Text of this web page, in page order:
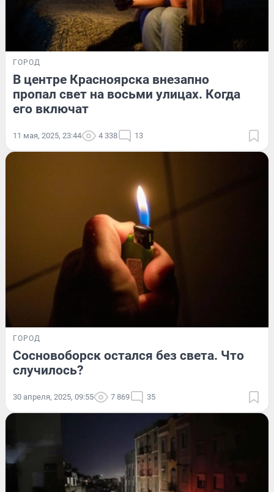
ГОРОД
В центре Красноярска внезапно
пропал свет на восьми улицах. Когда
его включат
11 мая, 2025, 23:44 4 338 13
ГОРОД
Сосновоборск остался без света. Что
случилось?
30 апреля, 2025, 09:55 7 869 35